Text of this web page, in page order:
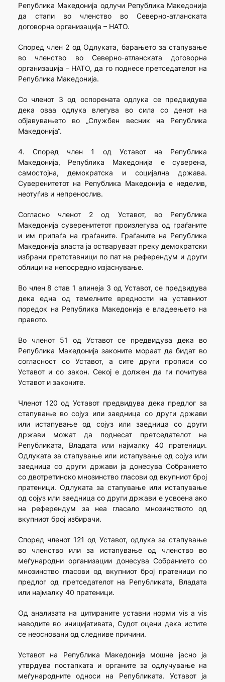
Република Македонија одлучи Република Македонија
да стапи во членство во Северно-атланската
договорна организација – НАТО.
Според член 2 од Одлуката, барањето за стапување
во членство во Северно-атланската договорна
организација – НАТО, да го поднесе претседателот на
Република Македонија.
Со членот 3 од оспорената одлука се предвидува
дека оваа одлука влегува во сила со денот на
објавувањето во „Службен весник на Република
Македонија“.
4. Според член 1 од Уставот на Република
Македонија, Република Македонија е суверена,
самостојна, демократска и социјална држава.
Суверенитетот на Република Македонија е неделив,
неотуѓив и непренослив.
Согласно членот 2 од Уставот, во Република
Македонија суверенитетот произлегува од граѓаните
и им припаѓа на граѓаните. Граѓаните на Република
Македонија власта ја остваруваат преку демократски
избрани претставници по пат на референдум и други
облици на непосредно изјаснување.
Во член 8 став 1 алинеја 3 од Уставот, се предвидува
дека една од темелните вредности на уставниот
поредок на Република Македонија е владеењето на
правото.
Во членот 51 од Уставот се предвидува дека во
Република Македонија законите мораат да бидат во
согласност со Уставот, а сите други прописи со
Уставот и со закон. Секој е должен да ги почитува
Уставот и законите.
Членот 120 од Уставот предвидува дека предлог за
стапување во сојуз или заедница со други држави
или истапување од сојуз или заедница со други
држави можат да поднесат претседателот на
Републиката, Владата или најмалку 40 пратеници.
Одлуката за стапување или истапување од сојуз или
заедница со други држави ја донесува Собранието
со двотретинско мнозинство гласови од вкупниот број
пратеници. Одлуката за стапување или истапување
од сојуз или заедница со други држави е усвоена ако
на референдум за неа гласало мнозинството од
вкупниот број избирачи.
Според членот 121 од Уставот, одлука за стапување
во членство или за истапување од членство во
меѓународни организации донесува Собранието со
мнозинство гласови од вкупниот број пратеници по
предлог од претседателот на Републиката, Владата
или најмалку 40 пратеници.
Од анализата на цитираните уставни норми vis a vis
наводите во иницијативата, Судот оцени дека истите
се неосновани од следниве причини.
Уставот на Република Македонија мошне јасно ја
утврдува постапката и органите за одлучување на
меѓународните односи на Републиката. Уставот ја